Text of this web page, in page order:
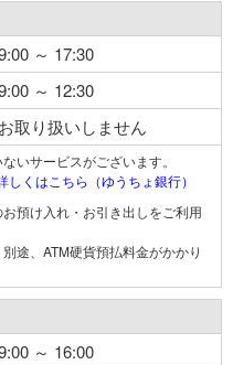
～ 17:30
～ 12:30
お取り扱いしません
いサービスがございます。
くはこちら（ゆうちょ銀行）
預け入れ・お引き出しをご利用
途、ATM硬貨預払料金がかかり
～ 16:00